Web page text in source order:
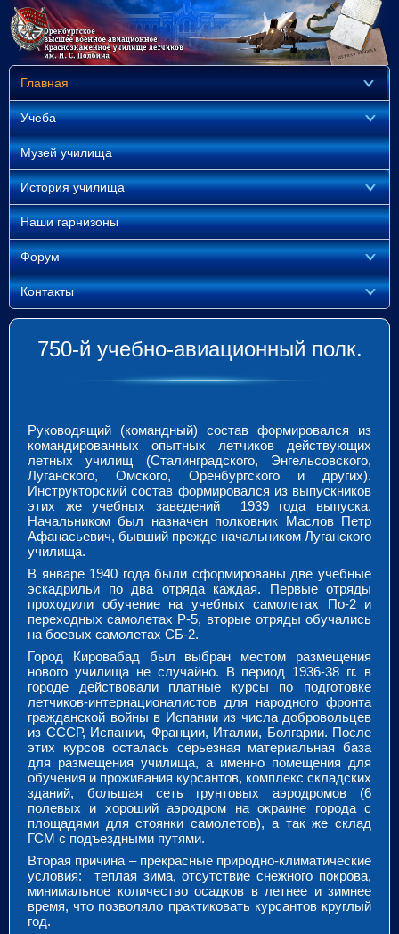
Главная
Учеба
Музей училища
История училища
Наши гарнизоны
Форум
Контакты
750-й учебно-авиационный полк.
Руководящий (командный) состав формировался из
командированных опытных летчиков действующих
летных училищ (Сталинградского, Энгельсовского,
Луганского, Омского, Оренбургского и других).
Инструкторский состав формировался из выпускников
этих же учебных заведений 1939 года выпуска.
Начальником был назначен полковник Маслов Петр
Афанасьевич, бывший прежде начальником Луганского
училища.
В январе 1940 года были сформированы две учебные
эскадрильи по два отряда каждая. Первые отряды
проходили обучение на учебных самолетах По-2 и
переходных самолетах Р-5, вторые отряды обучались
на боевых самолетах СБ-2.
Город Кировабад был выбран местом размещения
нового училища не случайно. В период 1936-38 гг. в
городе действовали платные курсы по подготовке
летчиков-интернационалистов для народного фронта
гражданской войны в Испании из числа добровольцев
из СССР, Испании, Франции, Италии, Болгарии. После
этих курсов осталась серьезная материальная база
для размещения училища, а именно помещения для
обучения и проживания курсантов, комплекс складских
зданий, большая сеть грунтовых аэродромов (6
полевых и хороший аэродром на окраине города с
площадями для стоянки самолетов), а так же склад
ГСМ с подъездными путями.
Вторая причина – прекрасные природно-климатические
условия: теплая зима, отсутствие снежного покрова,
минимальное количество осадков в летнее и зимнее
время, что позволяло практиковать курсантов круглый
год.